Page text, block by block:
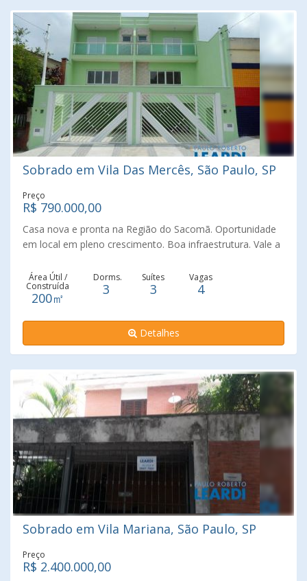
localização travessa da rua Eça de Queiroz e paralela à Av
23 de Maio. O imóvel teria uma boa aceitação para
restaurantes, pet shop, clínicas, espaço para estética,
cabeleireiros e muitas outras opções de grande interesse.
Sobrado em Vila Das Mercês, São Paulo, SP
Preço
R$ 790.000,00
Casa nova e pronta na Região do Sacomã. Oportunidade
em local em pleno crescimento. Boa infraestrutura. Vale a
Área Útil /
Construída
200㎡
Dorms.
3
Suítes
3
Vagas
4
Detalhes
Sobrado em Vila Mariana, São Paulo, SP
Preço
R$ 2.400.000,00